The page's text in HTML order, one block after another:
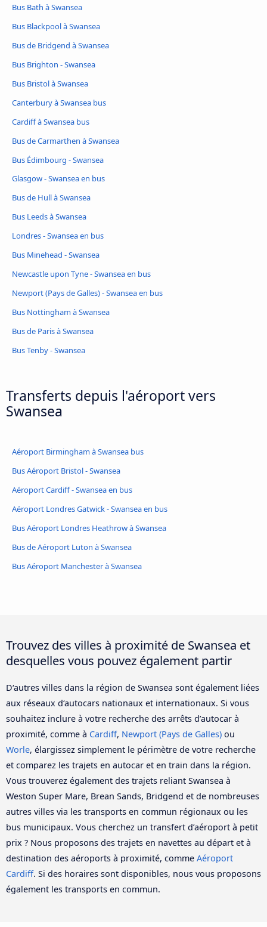
Bus Bath à Swansea
Bus Blackpool à Swansea
Bus de Bridgend à Swansea
Bus Brighton - Swansea
Bus Bristol à Swansea
Canterbury à Swansea bus
Cardiff à Swansea bus
Bus de Carmarthen à Swansea
Bus Édimbourg - Swansea
Glasgow - Swansea en bus
Bus de Hull à Swansea
Bus Leeds à Swansea
Londres - Swansea en bus
Bus Minehead - Swansea
Newcastle upon Tyne - Swansea en bus
Newport (Pays de Galles) - Swansea en bus
Bus Nottingham à Swansea
Bus de Paris à Swansea
Bus Tenby - Swansea
Transferts depuis l'aéroport vers
Swansea
Aéroport Birmingham à Swansea bus
Bus Aéroport Bristol - Swansea
Aéroport Cardiff - Swansea en bus
Aéroport Londres Gatwick - Swansea en bus
Bus Aéroport Londres Heathrow à Swansea
Bus de Aéroport Luton à Swansea
Bus Aéroport Manchester à Swansea
Trouvez des villes à proximité de Swansea et
desquelles vous pouvez également partir
D‘autres villes dans la région de Swansea sont également liées
aux réseaux d‘autocars nationaux et internationaux. Si vous
souhaitez inclure à votre recherche des arrêts d’autocar à
proximité, comme à Cardiff, Newport (Pays de Galles) ou
Worle, élargissez simplement le périmètre de votre recherche
et comparez les trajets en autocar et en train dans la région.
Vous trouverez également des trajets reliant Swansea à
Weston Super Mare, Brean Sands, Bridgend et de nombreuses
autres villes via les transports en commun régionaux ou les
bus municipaux. Vous cherchez un transfert d’aéroport à petit
prix ? Nous proposons des trajets en navettes au départ et à
destination des aéroports à proximité, comme Aéroport
Cardiff. Si des horaires sont disponibles, nous vous proposons
également les transports en commun.